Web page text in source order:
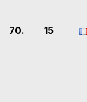
70. 15